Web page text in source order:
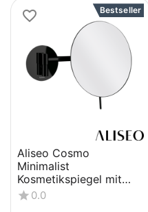
Bestseller
Aliseo Cosmo
Minimalist
Kosmetikspiegel mit
Schwenkarm - Schwarz
0.0